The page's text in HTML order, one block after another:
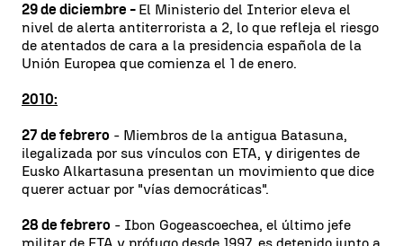
29 de diciembre - El Ministerio del Interior eleva el
nivel de alerta antiterrorista a 2, lo que refleja el riesgo
de atentados de cara a la presidencia española de la
Unión Europea que comienza el 1 de enero.
2010:
27 de febrero - Miembros de la antigua Batasuna,
ilegalizada por sus vínculos con ETA, y dirigentes de
Eusko Alkartasuna presentan un movimiento que dice
querer actuar por "vías democráticas".
28 de febrero - Ibon Gogeascoechea, el último jefe
militar de ETA y prófugo desde 1997, es detenido junto a